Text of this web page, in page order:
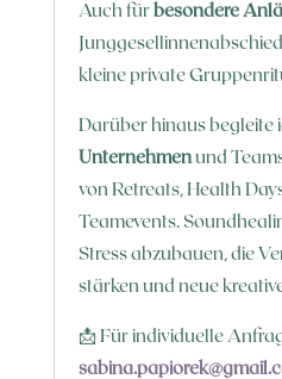
Auch fürbesondere
kleine private
Darüber hinaus begleite
Unternehmenund
von Retreats, Health
Teamevents.
Stress abzubauen, die
stärken und neue
📩 Für individuelle